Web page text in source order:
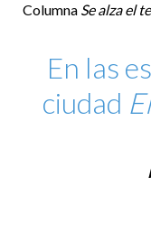
Columna Se alza el
En las
ciudad